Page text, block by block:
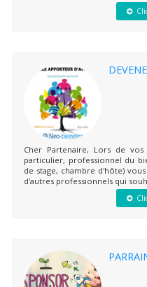
Cher Partenaire, Lors de
particulier, professionnel du
de stage, chambre d'hôte)
d'autres professionnels qui